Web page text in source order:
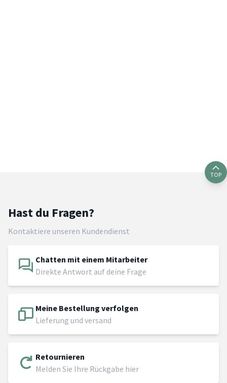
TOP
Hast du Fragen?
Kontaktiere unseren Kundendienst
Chatten mit einem Mitarbeiter
Direkte Antwort auf deine Frage
Meine Bestellung verfolgen
Lieferung und versand
Retournieren
Melden Sie Ihre Rückgabe hier